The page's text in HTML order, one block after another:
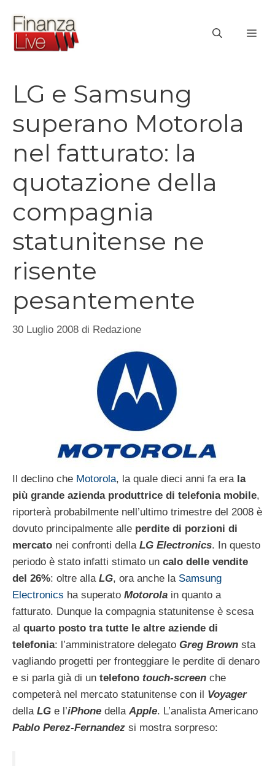
contenuto
LG e Samsung
superano Motorola
nel fatturato: la
quotazione della
compagnia
statunitense ne
risente
pesantemente
30 Luglio 2008 di Redazione
Il declino che Motorola, la quale dieci anni fa era la
più grande azienda produttrice di telefonia mobile,
riporterà probabilmente nell’ultimo trimestre del 2008 è
dovuto principalmente alle perdite di porzioni di
mercato nei confronti della LG Electronics. In questo
periodo è stato infatti stimato un calo delle vendite
del 26%: oltre alla LG, ora anche la Samsung
Electronics ha superato Motorola in quanto a
fatturato. Dunque la compagnia statunitense è scesa
al quarto posto tra tutte le altre aziende di
telefonia: l’amministratore delegato Greg Brown sta
vagliando progetti per fronteggiare le perdite di denaro
e si parla già di un telefono touch-screen che
competerà nel mercato statunitense con il Voyager
della LG e l’iPhone della Apple. L’analista Americano
Pablo Perez-Fernandez si mostra sorpreso: